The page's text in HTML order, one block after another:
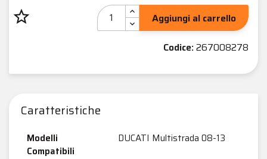
star_border
Aggiungi al carrello
Codice:267008278
Caratteristiche
Modelli
Compatibili
DUCATI Multistrada 08-13